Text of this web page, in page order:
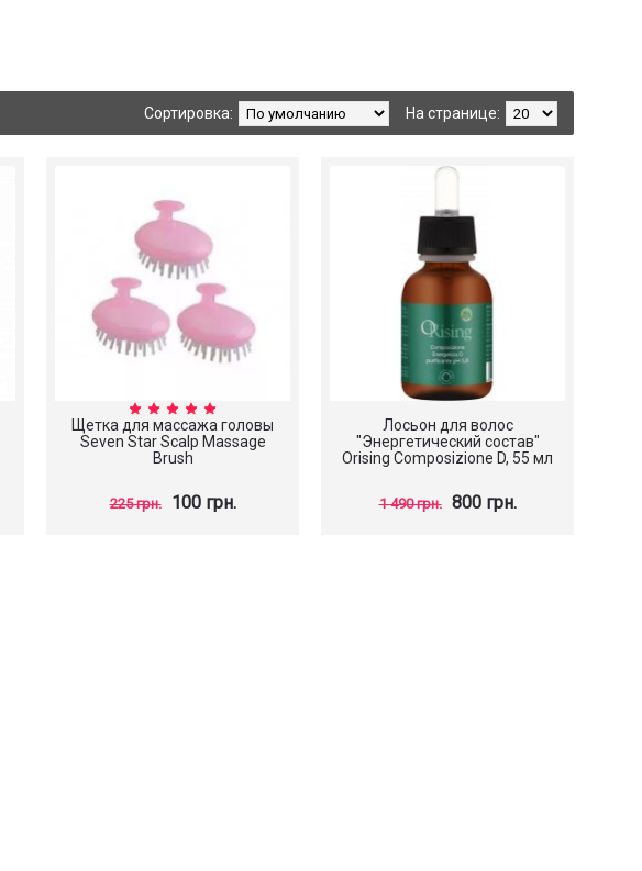
На странице:
Сортировка:
Щетка для массажа головы
Seven Star Scalp Massage
Brush
225 грн. 100 грн.
Лосьон для волос
"Энергетический состав"
Orising Composizione D, 55 мл
1 490 грн. 800 грн.